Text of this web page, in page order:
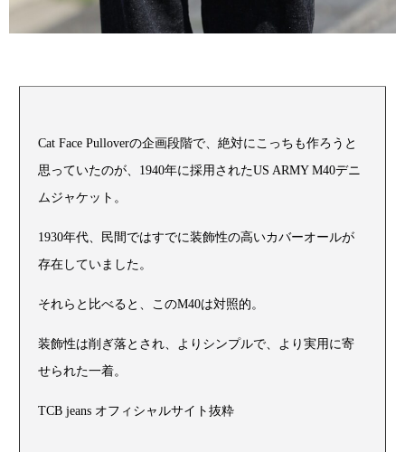
Cat Face Pulloverの企画段階で、絶対にこっちも作ろうと
思っていたのが、1940年に採用されたUS ARMY M40デニ
ムジャケット。
1930年代、民間ではすでに装飾性の高いカバーオールが
存在していました。
それらと比べると、このM40は対照的。
装飾性は削ぎ落とされ、よりシンプルで、より実用に寄
せられた一着。
TCB jeans オフィシャルサイト抜粋